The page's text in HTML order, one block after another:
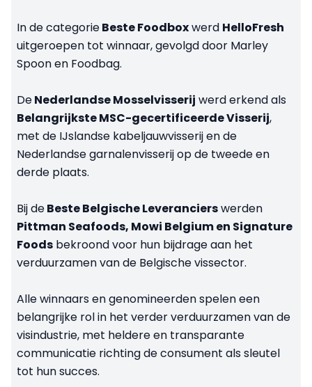
In de categorieBeste Foodboxwerd HelloFresh
uitgeroepen tot winnaar, gevolgd door Marley
Spoon en Foodbag.
DeNederlandse Mosselvisserij werd erkend als
Belangrijkste MSC-gecertificeerde Visserij,
met de IJslandse kabeljauwvisserij en de
Nederlandse garnalenvisserij op de tweede en
derde plaats.
Bij deBeste Belgische Leverancierswerden
Pittman Seafoods, Mowi Belgium en Signature
Foods bekroond voor hun bijdrage aan het
verduurzamen van de Belgische vissector.
Alle winnaars en genomineerden spelen een
belangrijke rol in het verder verduurzamen van de
visindustrie, met heldere en transparante
communicatie richting de consument als sleutel
tot hun succes.